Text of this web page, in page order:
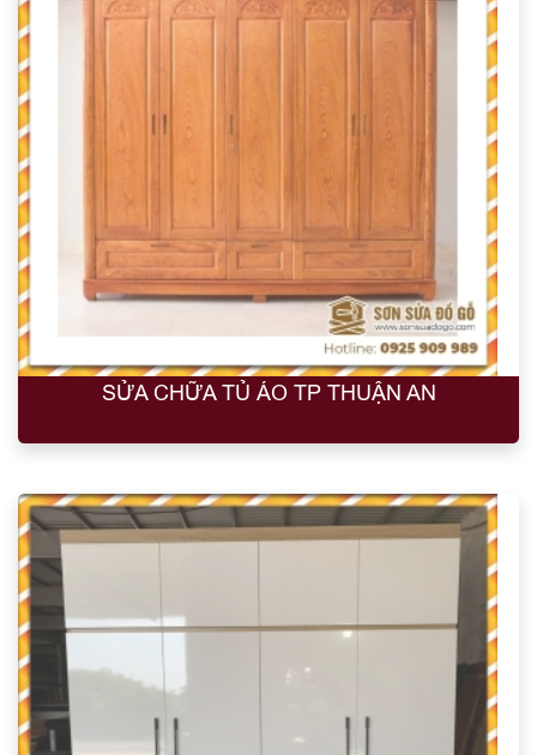
SỬA CHỮA TỦ ÁO TP THUẬN AN